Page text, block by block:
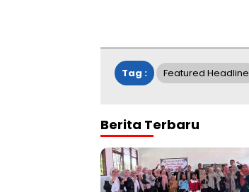
Tag : Featured Headline
Berita Terbaru